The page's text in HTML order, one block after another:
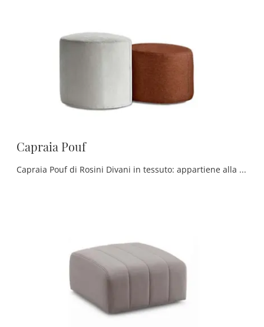
Capraia Pouf
Capraia Pouf di Rosini Divani in tessuto: appartiene alla ricca collezione di Complementi moderni del noto e conosciuto brand, sempre di grande ...